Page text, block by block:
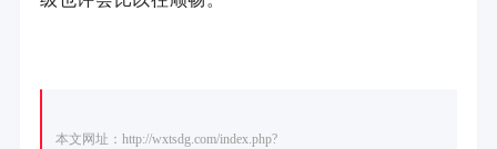
本文网址：http://wxtsdg.com/index.php?